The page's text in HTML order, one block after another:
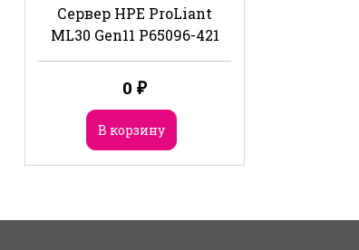
Сервер HPE ProLiant
ML30 Gen11 P65096-421
0 ₽
В корзину